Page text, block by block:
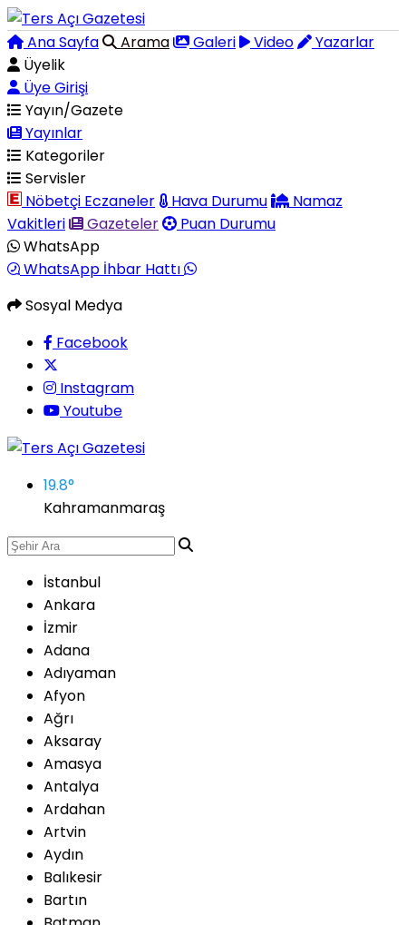
Ana Sayfa Arama Galeri Video
Yazarlar
Üyelik
Üye Girişi
Yayın/Gazete
Yayınlar
Kategoriler
Servisler
Nöbetçi Eczaneler
Hava Durumu
Namaz
Vakitleri
Gazeteler
Puan Durumu
WhatsApp
WhatsApp İhbar Hattı
Sosyal Medya
Facebook
Instagram
Youtube
19.8°
Kahramanmaraş
İstanbul
Ankara
İzmir
Adana
Adıyaman
Afyon
Ağrı
Aksaray
Amasya
Antalya
Ardahan
Artvin
Aydın
Balıkesir
Bartın